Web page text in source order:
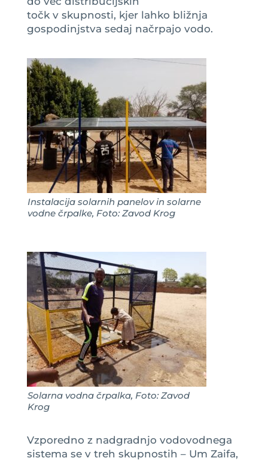
točk v skupnosti, kjer lahko bližnja
gospodinjstva sedaj načrpajo vodo.
Instalacija solarnih panelov in solarne
vodne črpalke, Foto: Zavod Krog
Solarna vodna črpalka, Foto: Zavod
Krog
Vzporedno z nadgradnjo vodovodnega
sistema se v treh skupnostih – Um Zaifa,